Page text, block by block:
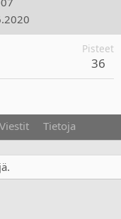
Pisteet
36
Viestit Tietoja